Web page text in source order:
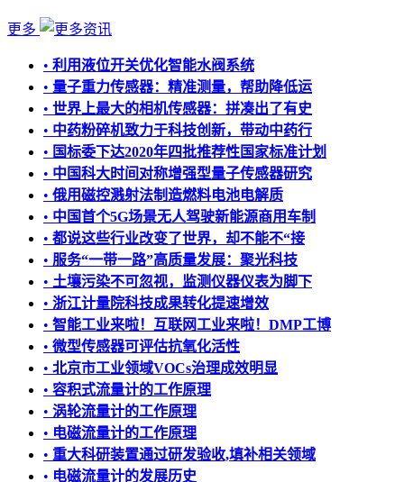
更多
• 利用液位开关优化智能水阀系统
• 量子重力传感器：精准测量，帮助降低运
• 世界上最大的相机传感器：拼凑出了有史
• 中药粉碎机致力于科技创新，带动中药行
• 国标委下达2020年四批推荐性国家标准计划
• 中国科大时间对称增强型量子传感器研究
• 俄用磁控溅射法制造燃料电池电解质
• 中国首个5G场景无人驾驶新能源商用车制
• 都说这些行业改变了世界，却不能不“接
• 服务“一带一路”高质量发展：聚光科技
• 土壤污染不可忽视，监测仪器仪表为脚下
• 浙江计量院科技成果转化提速增效
• 智能工业来啦！互联网工业来啦！DMP工博
• 微型传感器可评估抗氧化活性
• 北京市工业领域VOCs治理成效明显
• 容积式流量计的工作原理
• 涡轮流量计的工作原理
• 电磁流量计的工作原理
• 重大科研装置通过研发验收,填补相关领域
• 电磁流量计的发展历史